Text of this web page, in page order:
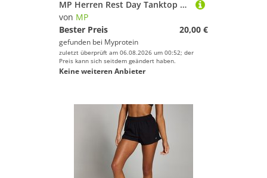
MP Herren Rest Day Tanktop mit tiefem Armausschnitt – Schwarz - M
von MP
Bester Preis
20,00 €
gefunden bei Myprotein
zuletzt überprüft am 06.08.2026 um 00:52; der
Preis kann sich seitdem geändert haben.
Keine weiteren Anbieter